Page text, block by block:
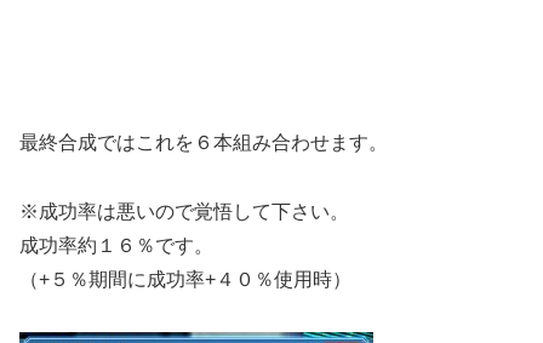
最終合成ではこれを６本組み合わせます。
※成功率は悪いので覚悟して下さい。
成功率約１６％です。
（+５％期間に成功率+４０％使用時）